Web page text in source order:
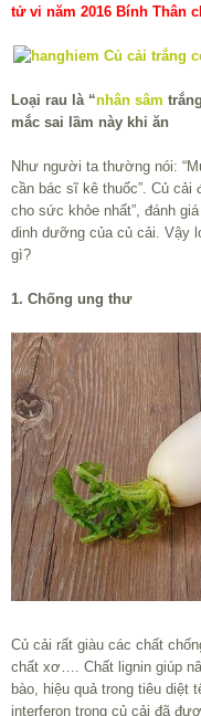
tử vi năm 2016 Bính Thân
Loại rau là “nhân sâm
mắc sai lầm này khi ăn
Như người ta thường nói:
cần bác sĩ kê thuốc”. Củ cải
cho sức khỏe nhất”, đánh
dinh dưỡng của củ cải. Vậy
gì?
1. Chống ung thư
Củ cải rất giàu các chất
chất xơ…. Chất lignin giúp
bào, hiệu quả trong tiêu diệt
interferon trong củ cải đã